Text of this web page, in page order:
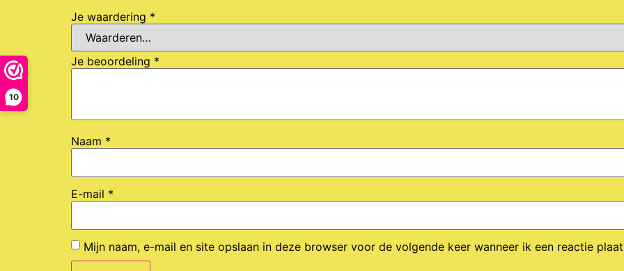
10
Je waardering *
Je beoordeling *
Naam *
E-mail *
Mijn naam, e-mail en site opslaan in deze browser voor de volgende keer wanneer ik een reactie